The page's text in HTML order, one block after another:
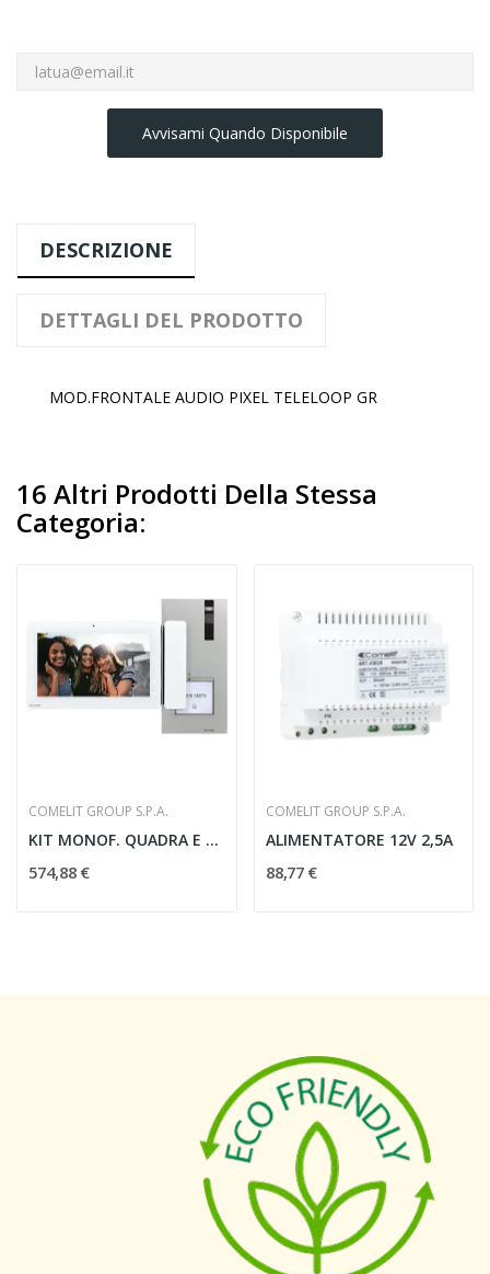
Avvisami Quando Disponibile
DESCRIZIONE
DETTAGLI DEL PRODOTTO
MOD.FRONTALE AUDIO PIXEL TELELOOP GR
16 Altri Prodotti Della Stessa
Categoria:
COMELIT GROUP S.P.A.
KIT MONOF. QUADRA E MAXI S2 COMELIT 8461X
574,88 €
COMELIT GROUP S.P.A.
ALIMENTATORE 12V 2,5A
88,77 €